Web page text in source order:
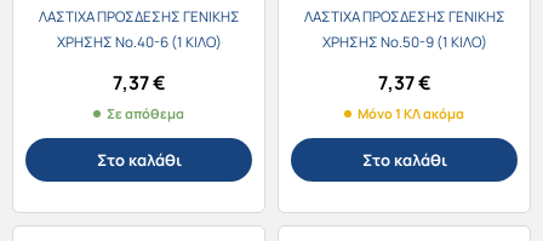
ΛΑΣΤΙΧΑ ΠΡΟΣΔΕΣΗΣ ΓΕΝΙΚΗΣ
ΧΡΗΣΗΣ Νο.40-6 (1 ΚΙΛΟ)
7,37€
Σε απόθεμα
Στο καλάθι
ΛΑΣΤΙΧΑ ΠΡΟΣΔΕΣΗΣ ΓΕΝΙΚΗΣ
ΧΡΗΣΗΣ Νο.50-9 (1 ΚΙΛΟ)
7,37€
Μόνο 1 ΚΛ ακόμα
Στο καλάθι